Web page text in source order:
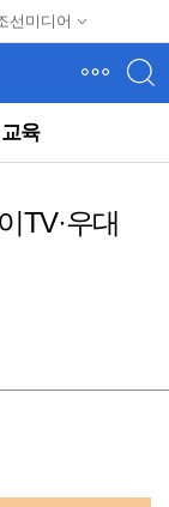
선미디어
육
TV·우대